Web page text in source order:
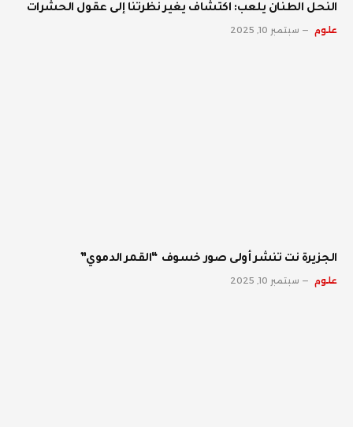
النحل الطنان يلعب: اكتشاف يغير نظرتنا إلى عقول الحشرات
علوم سبتمبر 10, 2025
الجزيرة نت تنشر أولى صور خسوف “القمر الدموي”
علوم سبتمبر 10, 2025